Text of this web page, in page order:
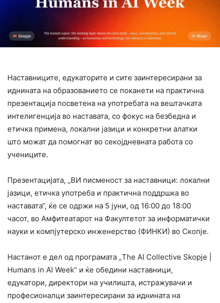
Наставниците, едукаторите и сите заинтересирани за
иднината на образованието се поканети на практична
презентација посветена на употребата на вештачката
интелигенција во наставата, со фокус на безбедна и
етичка примена, локални јазици и конкретни алатки
што можат да помогнат во секојдневната работа со
учениците.
Презентацијата, „ВИ писменост за наставници: локални
јазици, етичка употреба и практична поддршка во
наставата“, ќе се одржи на 5 јуни, од 16:00 до 18:00
часот, во Амфитеатарот на Факултетот за информатички
науки и компјутерско инженерство (ФИНКИ) во Скопје.
Настанот е дел од програмата „The AI Collective Skopje |
Humans in AI Week“ и ќе обедини наставници,
едукатори, директори на училишта, истражувачи и
професионалци заинтересирани за иднината на